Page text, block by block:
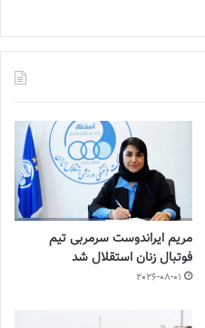
مریم ایراندوست سرمربی تیم
فوتبال زنان استقلال شد
2026-08-01